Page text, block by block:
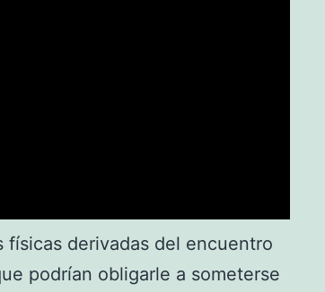
físicas derivadas del encuentro
podrían obligarle a someterse